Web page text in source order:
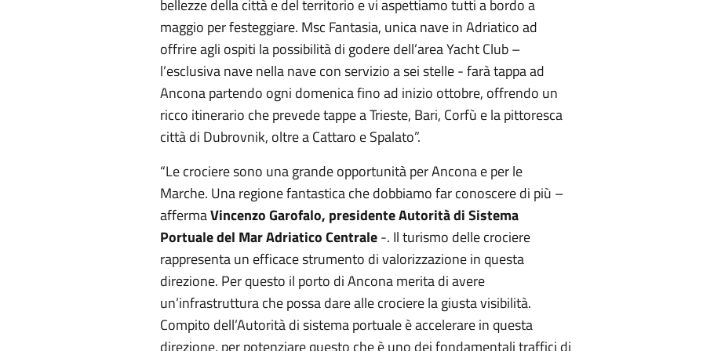
bellezze della città e del territorio e vi aspettiamo tutti a bordo a
maggio per festeggiare. Msc Fantasia, unica nave in Adriatico ad
offrire agli ospiti la possibilità di godere dell’area Yacht Club –
l’esclusiva nave nella nave con servizio a sei stelle - farà tappa ad
Ancona partendo ogni domenica fino ad inizio ottobre, offrendo un
ricco itinerario che prevede tappe a Trieste, Bari, Corfù e la pittoresca
città di Dubrovnik, oltre a Cattaro e Spalato”.
“Le crociere sono una grande opportunità per Ancona e per le
Marche. Una regione fantastica che dobbiamo far conoscere di più –
affermaVincenzo Garofalo, presidente Autorità di Sistema
Portuale del Mar Adriatico Centrale-. Il turismo delle crociere
rappresenta un efficace strumento di valorizzazione in questa
direzione. Per questo il porto di Ancona merita di avere
un’infrastruttura che possa dare alle crociere la giusta visibilità.
Compito dell’Autorità di sistema portuale è accelerare in questa
direzione, per potenziare questo che è uno dei fondamentali traffici di